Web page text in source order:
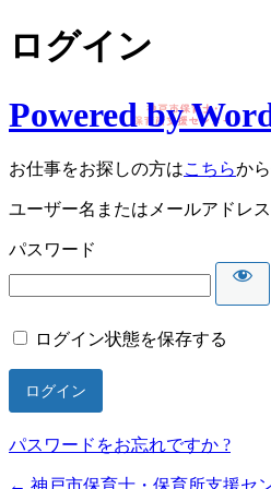
ログイン
Powered by
お仕事をお探しの方はこちらか
ユーザー名またはメールアドレス
パスワード
ログイン状態を保存する
パスワードをお忘れですか ?